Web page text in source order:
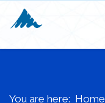
You are here: Home